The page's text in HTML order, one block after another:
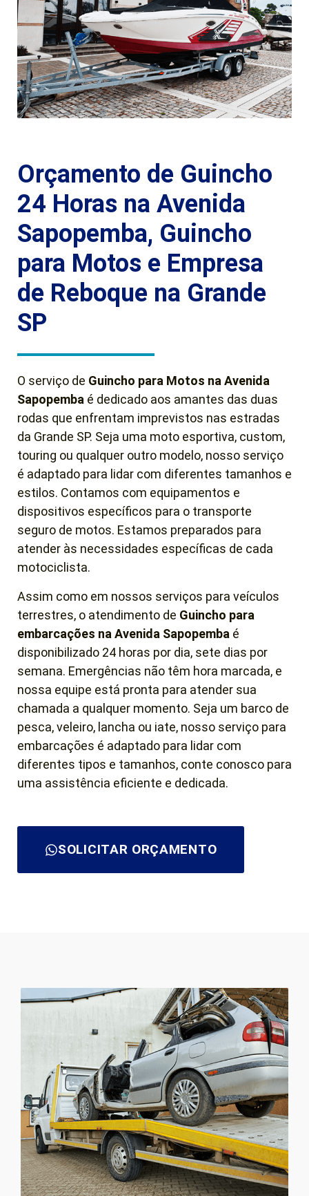
Orçamento de Guincho
24 Horas na Avenida
Sapopemba, Guincho
para Motos e Empresa
de Reboque na Grande
SP
O serviço de Guincho para Motos na Avenida
Sapopemba é dedicado aos amantes das duas
rodas que enfrentam imprevistos nas estradas
da Grande SP. Seja uma moto esportiva, custom,
touring ou qualquer outro modelo, nosso serviço
é adaptado para lidar com diferentes tamanhos e
estilos. Contamos com equipamentos e
dispositivos específicos para o transporte
seguro de motos. Estamos preparados para
atender às necessidades específicas de cada
motociclista.
Assim como em nossos serviços para veículos
terrestres, o atendimento de Guincho para
embarcações na Avenida Sapopemba é
disponibilizado 24 horas por dia, sete dias por
semana. Emergências não têm hora marcada, e
nossa equipe está pronta para atender sua
chamada a qualquer momento. Seja um barco de
pesca, veleiro, lancha ou iate, nosso serviço para
embarcações é adaptado para lidar com
diferentes tipos e tamanhos, conte conosco para
uma assistência eficiente e dedicada.
SOLICITAR ORÇAMENTO